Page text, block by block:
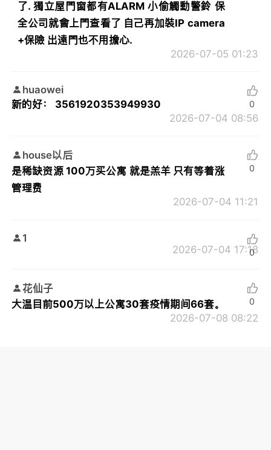
了. 獨立屋門窗都有ALARM 小偷觸動警鈴 保
全公司就會上門查看了 自己再加裝IP camera
+保險 出遠門也不用擔心.
2026-07-05 01:23
huaowei
新的好： 3561920353949930
2026-07-04 08:56
0
house以后
是稀缺资源 100万买公寓 就是羔羊 只有等着涨
管理费
2026-07-04 11:21
0
1
2026-07-04 17:18
0
花仙子
大温目前500万以上公寓30套疫情期间66套。
2026-07-08 08:22
0